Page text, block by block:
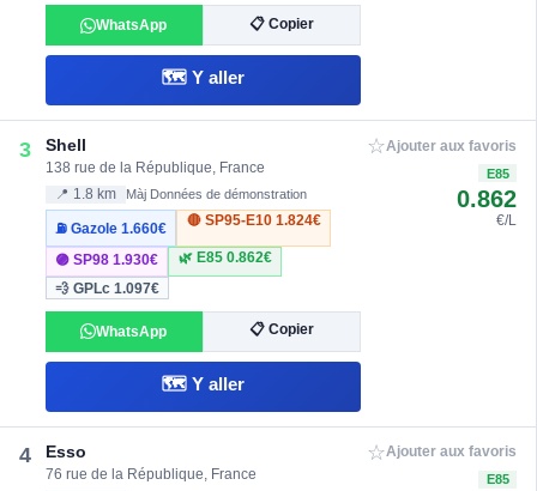
WhatsApp 📋 Copier
🗺️ Y aller
3 Shell
138 rue de la République, France
📍 1.8 km Màj Données de démonstration
⛽ Gazole1.660€
🔴 SP95-E10 1.824€
🟣 SP981.930€ 🌿 E85 0.862€
💨 GPLc1.097€
WhatsApp 📋 Copier
🗺️ Y aller
☆Ajouter aux favoris
E85
0.862
€/L
4 Esso
76 rue de la République, France
☆Ajouter aux favoris
E85